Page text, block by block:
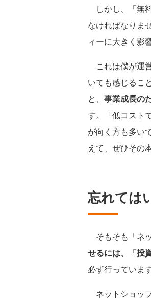
しかし、「無
なければなりま
ィーに大きく影
これは僕が運
いても感じるこ
と、 事業成長の
す。「低コスト
が向く方も多い
えて、ぜひその
忘れては
そもそも「ネ
せるには、「投
必ず行っています
ネットショッ